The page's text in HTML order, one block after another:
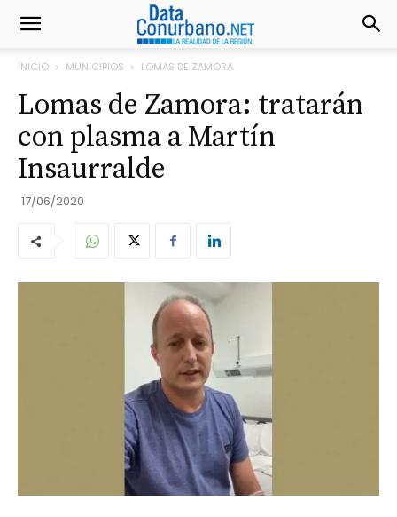
INICIO MUNICIPIOS LOMAS DE ZAMORA
Lomas de Zamora: tratarán
con plasma a Martín
Insaurralde
17/06/2020